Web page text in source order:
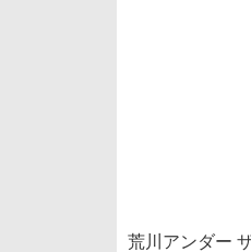
荒川アンダー